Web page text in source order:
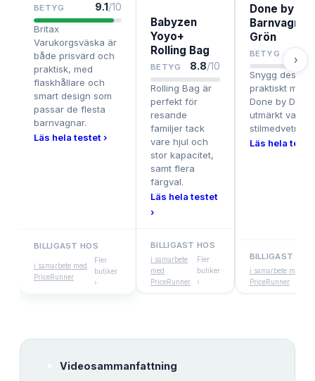
BETYG 9.1/10
Britax
Varukorgsväska är
både prisvärd och
praktisk, med
flaskhållare och
smart design som
passar de flesta
barnvagnar.
Läs hela testet ›
BILLIGAST HOS
i samarbete med
PriceRunner
Fler
butiker
›
Babyzen
Yoyo+
Rolling Bag
BETYG 8.8/10
Rolling Bag är
perfekt för
resande
familjer tack
vare hjul och
stor kapacitet,
samt flera
färgval.
Läs hela testet
›
BILLIGAST HOS
i samarbete
med
PriceRunner
Fler
butiker
›
Done by
Grön
BETYG
Snygg design
praktiskt
Done by Deer
utmärkt val
stilmedvetna
Läs hela
BILLIGAST HOS
i samarbete med
PriceRunner
›
Videosammanfattning